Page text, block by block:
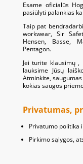
Esame oficialūs
pasiūlyti palankias
Taip pat
workwear, Sir
Hensen, Basse,
Pentagon.
Jei turite klausimų
lauksime Jūsų
Atminkite,
kokias saugos
Privatumas,
Privatumo politika
Pirkimo sąlygos,